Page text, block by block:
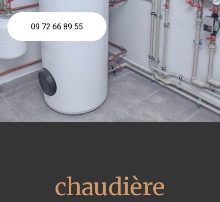
09 72 66 89 55
chaudière